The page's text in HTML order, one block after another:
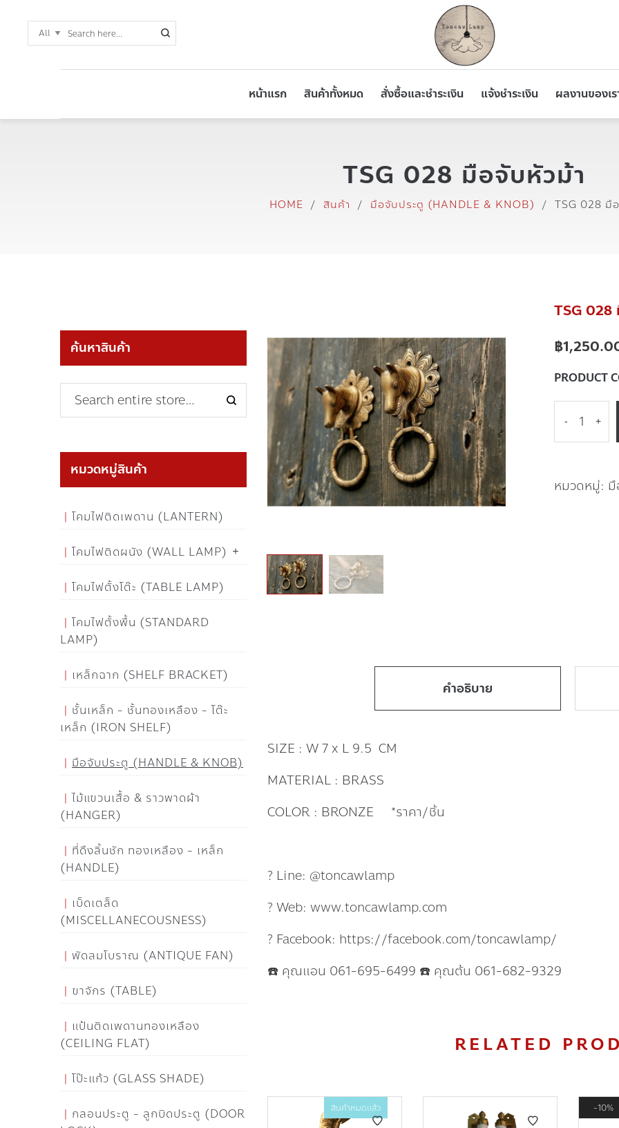
หน้าแรก สินค้าทั้งหมด สั่งซื้อและชำระเงิน แจ้งชำระเงิน ผลงานของเร
TSG 028 มือจับหัวม้า
HOME / สินค้า / มือจับประตู (HANDLE & KNOB) / TSG 028 มื
TSG 028
฿
PRODUCT
- +
หมวดหมู่:
คำอธิบาย
SIZE : W 7 x L 9.5 CM
MATERIAL : BRASS
COLOR : BRONZE *ราคา/ชิ้น
? Line: @toncawlamp
? Web: www.toncawlamp.com
? Facebook: https://facebook.com/toncawlamp/
☎️ คุณแอน 061-695-6499 ☎️ คุณต้น 061-682-9329
RELATED
สินค้าหมดแล้ว 10%
ค้นหาสินค้า
หมวดหมู่สินค้า
โคมไฟติดเพดาน (LANTERN)
โคมไฟติดผนัง (WALL LAMP)
โคมไฟตั้งโต๊ะ (TABLE LAMP)
โคมไฟตั้งพื้น (STANDARD
LAMP)
เหล็กฉาก (SHELF BRACKET)
ชั้นเหล็ก - ชั้นทองเหลือง - โต๊ะ
เหล็ก (IRON SHELF)
มือจับประตู (HANDLE & KNOB)
ไม้แขวนเสื้อ & ราวพาดผ้า
(HANGER)
ที่ดึงลิ้นชัก ทองเหลือง - เหล็ก
(HANDLE)
เบ็ดเตล็ด
(MISCELLANECOUSNESS)
พัดลมโบราณ (ANTIQUE FAN)
ขาจักร (TABLE)
แป้นติดเพดานทองเหลือง
(CEILING FLAT)
โป๊ะแก้ว (GLASS SHADE)
กลอนประตู - ลูกบิดประตู (DOOR